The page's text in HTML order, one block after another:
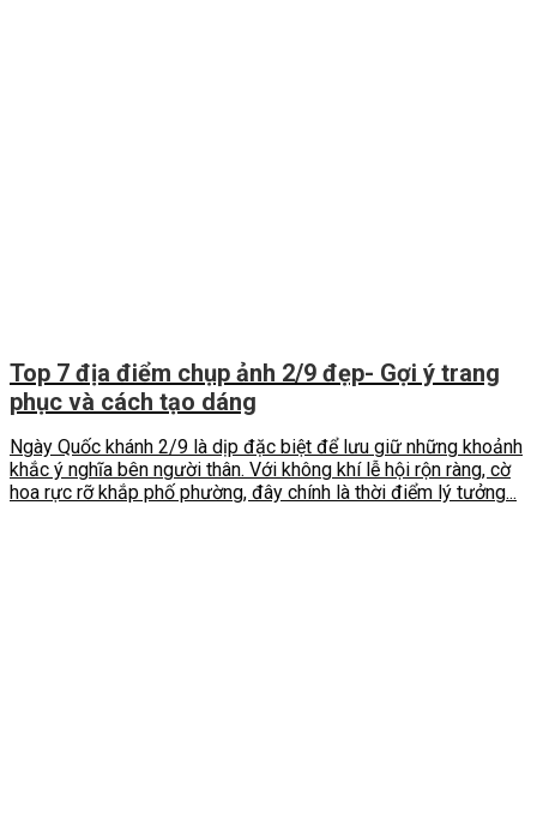
Top 7 địa điểm chụp ảnh 2/9 đẹp- Gợi ý trang
phục và cách tạo dáng
Ngày Quốc khánh 2/9 là dịp đặc biệt để lưu giữ những khoảnh
khắc ý nghĩa bên người thân. Với không khí lễ hội rộn ràng, cờ
hoa rực rỡ khắp phố phường, đây chính là thời điểm lý tưởng...